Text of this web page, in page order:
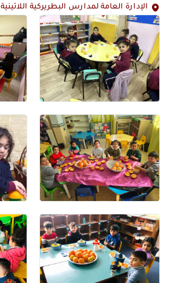
الإدارة العامة لمدارس البطريركية اللاتينية